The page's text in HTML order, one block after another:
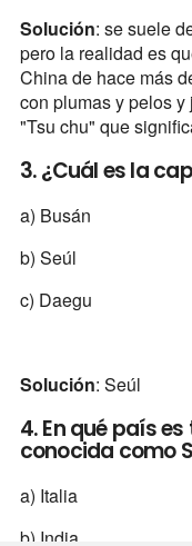
Solución: se suele
pero la realidad es
China de hace más
con plumas y pelos
"Tsu chu" que
3. ¿Cuál es la
a) Busán
b) Seúl
c) Daegu
Solución: Seúl
4. En qué país
conocida como
a) Italia
b) India